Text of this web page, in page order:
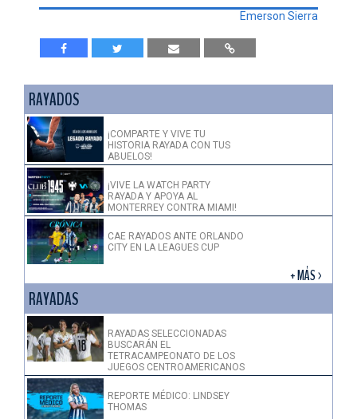
Emerson Sierra
RAYADOS
¡COMPARTE Y VIVE TU
HISTORIA RAYADA CON TUS
ABUELOS!
¡VIVE LA WATCH PARTY
RAYADA Y APOYA AL
MONTERREY CONTRA MIAMI!
CAE RAYADOS ANTE ORLANDO
CITY EN LA LEAGUES CUP
+ MÁS >
RAYADAS
RAYADAS SELECCIONADAS
BUSCARÁN EL
TETRACAMPEONATO DE LOS
JUEGOS CENTROAMERICANOS
REPORTE MÉDICO: LINDSEY
THOMAS